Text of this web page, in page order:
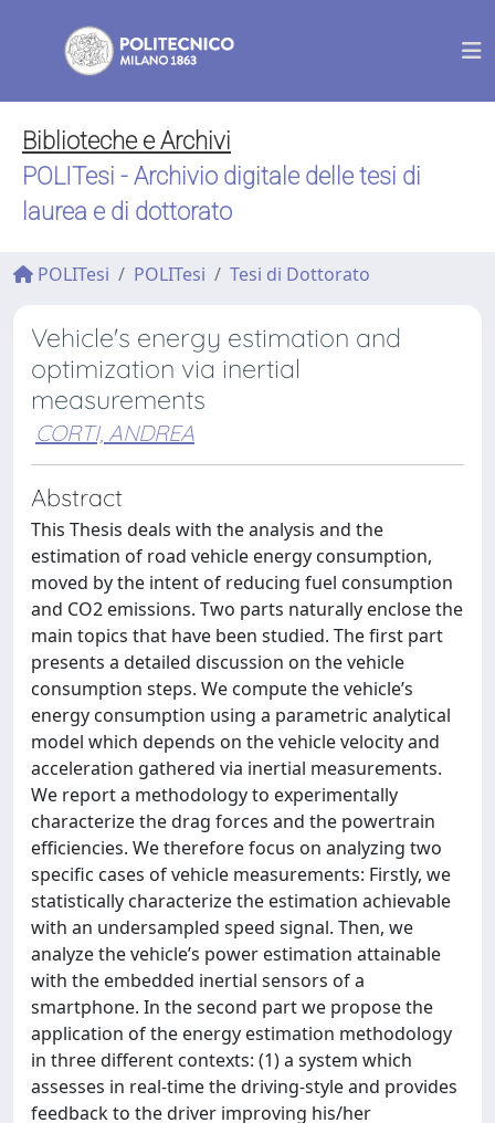
Biblioteche e Archivi
POLITesi - Archivio digitale delle tesi di
laurea e di dottorato
POLITesi POLITesi Tesi di Dottorato
Vehicle's energy estimation and
optimization via inertial
measurements
CORTI, ANDREA
Abstract
This Thesis deals with the analysis and the
estimation of road vehicle energy consumption,
moved by the intent of reducing fuel consumption
and CO2 emissions. Two parts naturally enclose the
main topics that have been studied. The first part
presents a detailed discussion on the vehicle
consumption steps. We compute the vehicle’s
energy consumption using a parametric analytical
model which depends on the vehicle velocity and
acceleration gathered via inertial measurements.
We report a methodology to experimentally
characterize the drag forces and the powertrain
efficiencies. We therefore focus on analyzing two
specific cases of vehicle measurements: Firstly, we
statistically characterize the estimation achievable
with an undersampled speed signal. Then, we
analyze the vehicle’s power estimation attainable
with the embedded inertial sensors of a
smartphone. In the second part we propose the
application of the energy estimation methodology
in three different contexts: (1) a system which
assesses in real-time the driving-style and provides
feedback to the driver improving his/her